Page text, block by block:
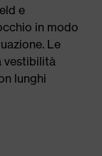
e
in modo
Le
vestibilità
lunghi